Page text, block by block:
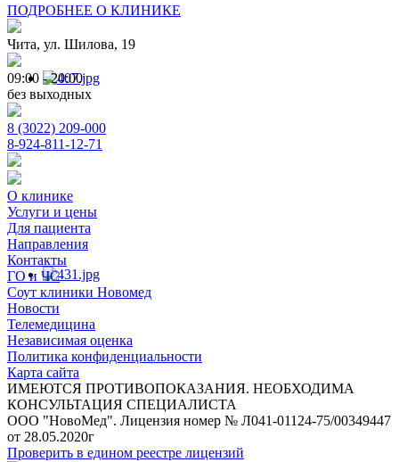
ПОДРОБНЕЕ О КЛИНИКЕ
Чита, ул. Шилова, 19
09:00 - 20:00
без выходных
8 (3022) 209-000
8-924-811-12-71
О клинике
Услуги и цены
Для пациента
Направления
Контакты
ГО и ЧС
Соут клиники Новомед
Новости
Телемедицина
Независимая оценка
Политика конфиденциальности
Карта сайта
ИМЕЮТСЯ ПРОТИВОПОКАЗАНИЯ. НЕОБХОДИМА
КОНСУЛЬТАЦИЯ СПЕЦИАЛИСТА
ООО "НовоМед". Лицензия номер № Л041-01124-75/00349447
от 28.05.2020г
Проверить в едином реестре лицензий